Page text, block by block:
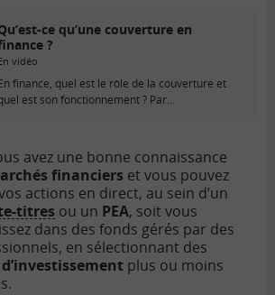
ce qu’une couverture en
?
vidéo
finance, quel est le rôle de la couverture et
est son fonctionnement ? Par...
avez une bonne connaissance
financiers et vous pouvez
actions en direct, au sein d’un
titres ou un PEA, soit vous
dans des fonds gérés par des
en sélectionnant des
plus ou moins